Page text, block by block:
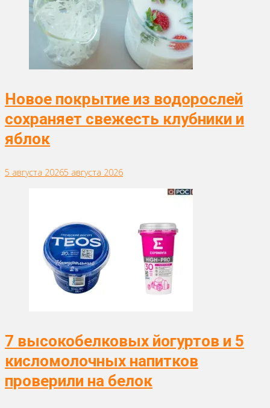
Новое покрытие из водорослей
сохраняет свежесть клубники и
яблок
5 августа 20265 августа 2026
7 высокобелковых йогуртов и 5
кисломолочных напитков
проверили на белок